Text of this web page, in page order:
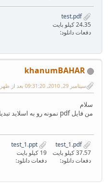
test.pdf
24.35 کیلو بایت
دفعات دانلود:
khanumBAHAR
سپتامبر 29, 2010, 09:31:20 بعد از ظهر
سلام
من فایل pdf نمونه رو به اسلاید تبدیل کردم ، چرا کلمات جابجا شدن؟
test_1.pdf
37.57 کیلو بایت
دفعات دانلود:
19 کیلو بایت
دفعات دانلود: